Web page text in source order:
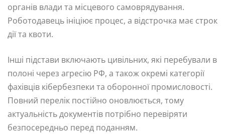
органів влади та місцевого самоврядування.
Роботодавець ініціює процес, а відстрочка має строк
дії та квоти.
Інші підстави включають цивільних, які перебували в
полоні через агресію РФ, а також окремі категорії
фахівців кібербезпеки та оборонної промисловості.
Повний перелік постійно оновлюється, тому
актуальність документів потрібно перевіряти
безпосередньо перед поданням.